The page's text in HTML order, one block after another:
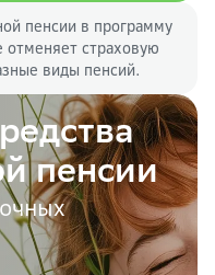
пенсии в программу
отменяет страховую
виды пенсий.
пенсии